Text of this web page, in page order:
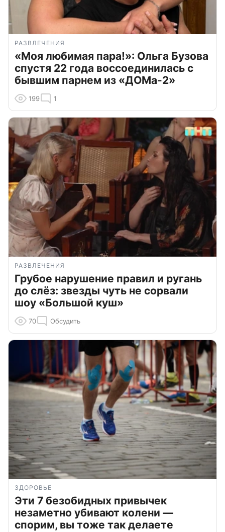
РАЗВЛЕЧЕНИЯ
«Моя любимая пара!»: Ольга Бузова
спустя 22 года воссоединилась с
бывшим парнем из «ДОМа-2»
199 1
РАЗВЛЕЧЕНИЯ
Грубое нарушение правил и ругань
до слёз: звезды чуть не сорвали
шоу «Большой куш»
70 Обсудить
ЗДОРОВЬЕ
Эти 7 безобидных привычек
незаметно убивают колени —
спорим, вы тоже так делаете